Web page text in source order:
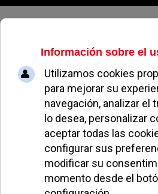
Viernes, 07 de agosto
La Corporación
la legislatura con
extraordinario y un
institucional
REDACCIÓN POLÍTICA 13 JUNIO 2019